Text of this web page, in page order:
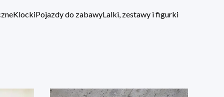
KlockiPojazdy do zabawyLalki, zestawy i figurki